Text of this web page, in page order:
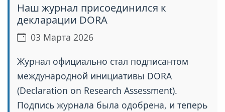
Наш журнал присоединился к
декларации DORA
03 Марта 2026
Журнал официально стал подписантом
международной инициативы DORA
(Declaration on Research Assessment).
Подпись журнала была одобрена, и теперь